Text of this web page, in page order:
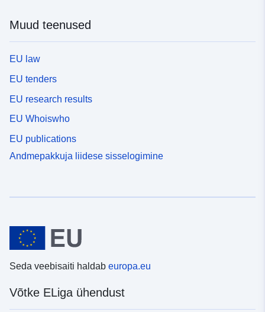
Muud teenused
EU law
EU tenders
EU research results
EU Whoiswho
EU publications
Andmepakkuja liidese sisselogimine
Seda veebisaiti haldab europa.eu
Võtke ELiga ühendust